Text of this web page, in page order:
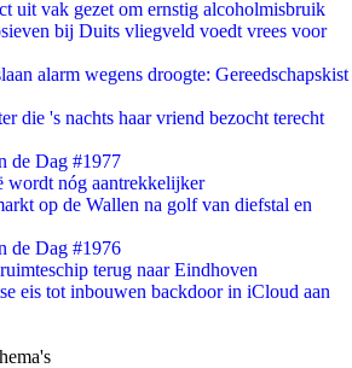
uit vak gezet om ernstig alcoholmisbruik
bij Duits vliegveld voedt vrees voor
alarm wegens droogte: Gereedschapskist
die 's nachts haar vriend bezocht terecht
de Dag #1977
wordt nóg aantrekkelijker
op de Wallen na golf van diefstal en
de Dag #1976
terug naar Eindhoven
eis tot inbouwen backdoor in iCloud aan